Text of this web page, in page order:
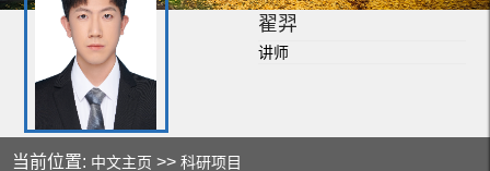
翟羿
讲师
当前位置: 中文主页 >>科研项目